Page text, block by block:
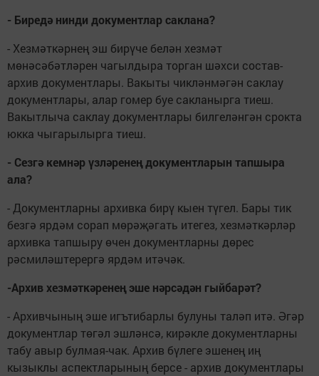
- Биредә нинди документлар саклана?
- Хезмәткәрнең эш бирүче белән хезмәт
мөнәсәбәтләрен чагылдыра торган шәхси состав-
архив документлары. Вакыты чикләнмәгән саклау
документлары, алар гомер буе сакланырга тиеш.
Вакытлыча саклау документлары билгеләнгән срокта
юкка чыгарылырга тиеш.
- Сезгә кемнәр үзләренең документларын тапшыра
ала?
- Документларны архивка бирү кыен түгел. Бары тик
безгә ярдәм сорап мөрәҗәгать итегез, хезмәткәрләр
архивка тапшыру өчен документларны дөрес
рәсмиләштерергә ярдәм итәчәк.
-Архив хезмәткәренең эше нәрсәдән гыйбарәт?
- Архивчының эше игътибарлы булуны таләп итә. Әгәр
документлар төгәл эшләнсә, кирәкле документларны
табу авыр булмая-чак. Архив бүлеге эшенең иң
кызыклы аспектларының берсе - архив документлары